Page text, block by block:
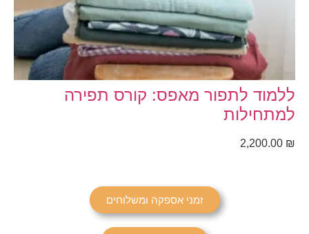
ללמוד לתפור מאפס: קורס תפירה
למתחילות
2,200.00 ₪
זמני אספקה ומשלוחים